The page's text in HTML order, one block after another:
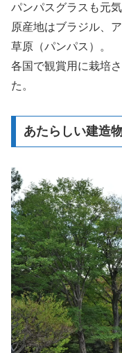
パンパスグラスも元気
原産地はブラジル、
草原（パンパス）。
各国で観賞用に栽培
た。
あたらしい建造